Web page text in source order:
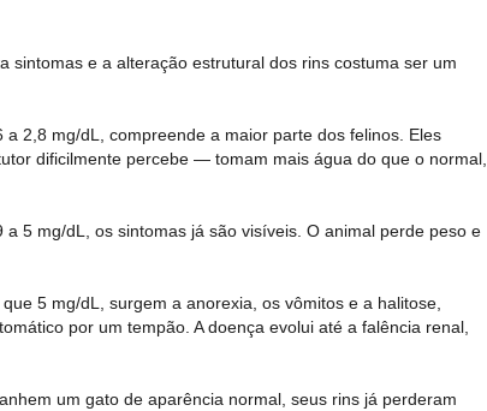
sintomas e a alteração estrutural dos rins costuma ser um
2,8 mg/dL, compreende a maior parte dos felinos. Eles
dificilmente percebe ― tomam mais água do que o normal,
5 mg/dL, os sintomas já são visíveis. O animal perde peso e
5 mg/dL, surgem a anorexia, os vômitos e a halitose,
por um tempão. A doença evolui até a falência renal,
um gato de aparência normal, seus rins já perderam